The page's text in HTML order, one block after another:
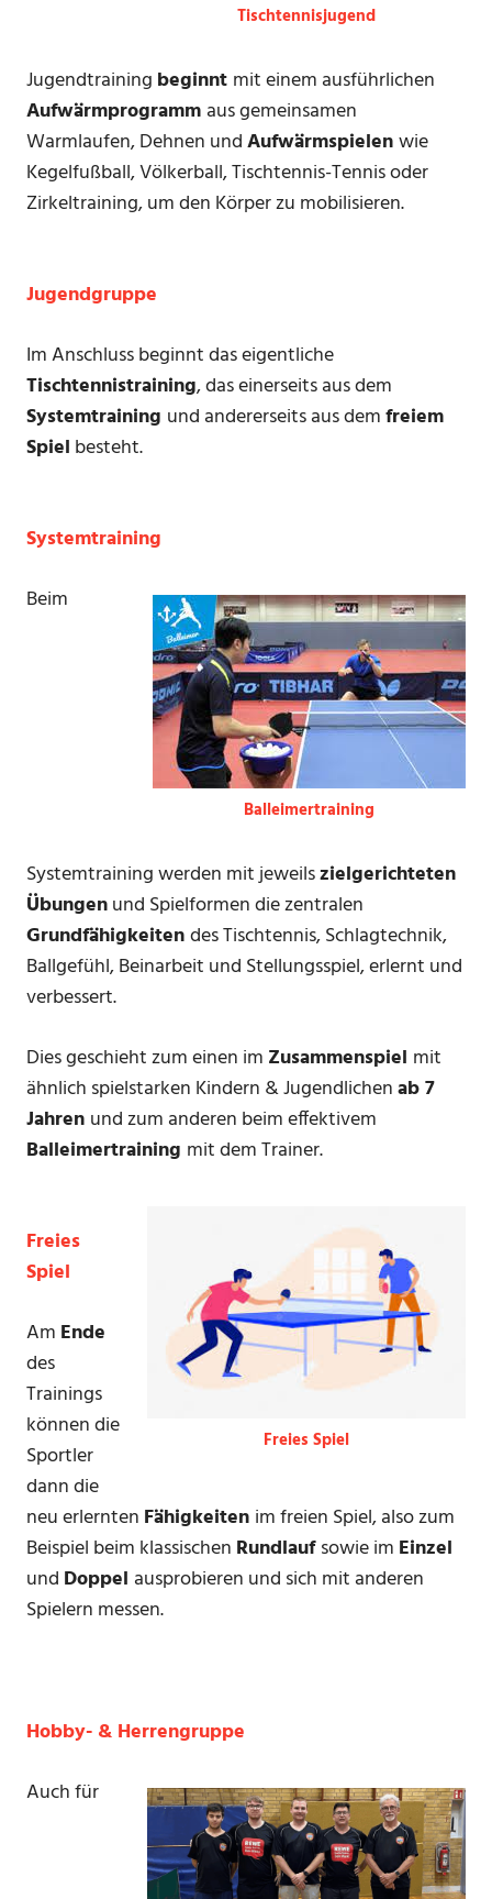
Tischtennisjugend
Jugendtraining beginnt mit einem ausführlichen
Aufwärmprogramm aus gemeinsamen
Warmlaufen, Dehnen undAufwärmspielenwie
Kegelfußball, Völkerball, Tischtennis-Tennis oder
Zirkeltraining, um den Körper zu mobilisieren.
Jugendgruppe
Im Anschluss beginnt das eigentliche
Tischtennistraining, das einerseits aus dem
Systemtraining und andererseits aus demfreiem
Spiel besteht.
Systemtraining
Balleimertraining
Beim
Systemtraining werden mit jeweilszielgerichteten
Übungenund Spielformen die zentralen
Grundfähigkeitendes Tischtennis, Schlagtechnik,
Ballgefühl, Beinarbeit und Stellungsspiel, erlernt und
verbessert.
Dies geschieht zum einen im Zusammenspiel mit
ähnlich spielstarken Kindern & Jugendlichenab 7
Jahren und zum anderen beim effektivem
Balleimertraining mit dem Trainer.
Freies Spiel
Freies
Spiel
Am Ende
des
Trainings
können die
Sportler
dann die
neu erlernten Fähigkeiten im freien Spiel, also zum
Beispiel beim klassischen Rundlaufsowie im Einzel
und Doppel ausprobieren und sich mit anderen
Spielern messen.
Hobby- & Herrengruppe
Auch für